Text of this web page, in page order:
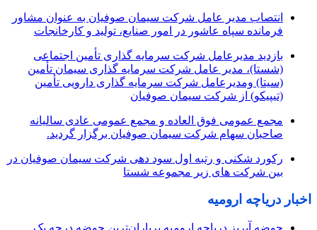
انتصاب مدیر عامل شرکت سیمان صوفیان به عنوان مشاور
فرمانده سپاه عاشور در امور صنایع، تولید و کارخانجات
بازدید مدیرعامل شرکت سرمایه گذاری تأمین اجتماعی
(شستا)، مدیر عامل شرکت سرمایه گذاری سیمان تأمین
(سیتا) ومدیرعامل شرکت سرمایه گذاری دارویی تأمین
(تیپیکو) از شرکت سیمان صوفیان
مجمع عمومی فوق العاده و مجمع عمومی عادی سالیانه
صاحبان سهام شرکت سیمان صوفیان برگزار گردید.
رکورد شکنی و رتبه اول سود دهی شرکت سیمان صوفیان در
بین شرکت های زیر مجموعه شستا
اخبار دریاچه ارومیه
حوضه آبریز دریاچه ارومیه پرباران‌ترین حوضه‌ درجه یک